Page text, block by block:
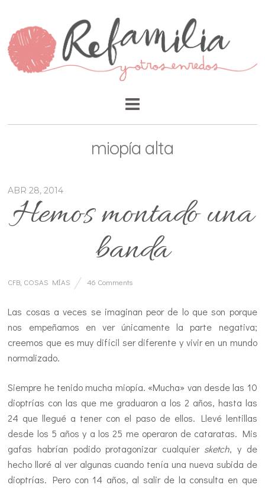
miopía alta
ABR 28, 2014
Hemos montado una
banda
CFB COSAS MÍAS 46 Comments
Las cosas a veces se imaginan peor de lo que son porque
nos empeñamos en ver únicamente la parte negativa;
creemos que es muy difícil ser diferente y vivir en un mundo
normalizado.
Siempre he tenido mucha miopía. «Mucha» van desde las 10
dioptrías con las que me graduaron a los 2 años, hasta las
24 que llegué a tener con el paso de ellos. Llevé lentillas
desde los 5 años y a los 25 me operaron de cataratas. Mis
gafas habrían podido protagonizar cualquier sketch, y de
hecho lloré al ver algunas cuando tenía una nueva subida de
dioptrías. Pero con 14 años, al salir de la consulta en que